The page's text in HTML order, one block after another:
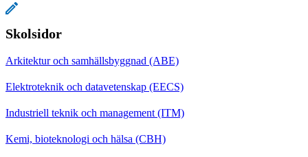
Skolsidor
Arkitektur och samhällsbyggnad (ABE)
Elektroteknik och datavetenskap (EECS)
Industriell teknik och management (ITM)
Kemi, bioteknologi och hälsa (CBH)